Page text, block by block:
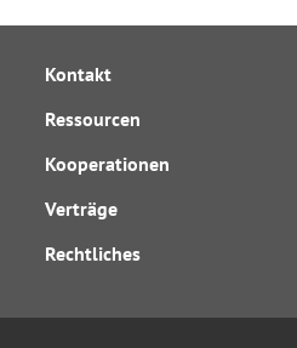
Kontakt
Ressourcen
Kooperationen
Verträge
Rechtliches